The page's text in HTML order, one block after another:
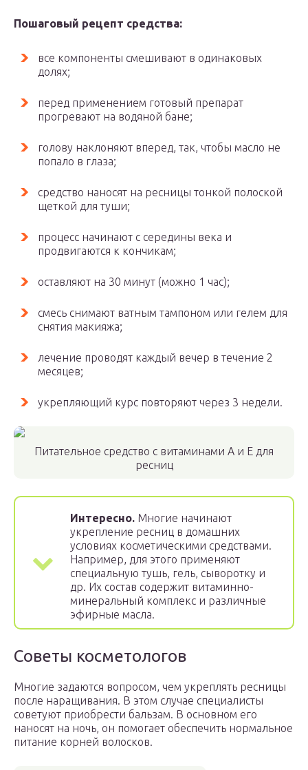
Пошаговый рецепт средства:
все компоненты смешивают в одинаковых
долях;
перед применением готовый препарат
прогревают на водяной бане;
голову наклоняют вперед, так, чтобы масло не
попало в глаза;
средство наносят на ресницы тонкой полоской
щеткой для туши;
процесс начинают с середины века и
продвигаются к кончикам;
оставляют на 30 минут (можно 1 час);
смесь снимают ватным тампоном или гелем для
снятия макияжа;
лечение проводят каждый вечер в течение 2
месяцев;
укрепляющий курс повторяют через 3 недели.
Питательное средство с витаминами А и Е для
ресниц
Интересно. Многие начинают
укрепление ресниц в домашних
условиях косметическими средствами.
Например, для этого применяют
специальную тушь, гель, сыворотку и
др. Их состав содержит витаминно-
минеральный комплекс и различные
эфирные масла.
Советы косметологов
Многие задаются вопросом, чем укреплять ресницы
после наращивания. В этом случае специалисты
советуют приобрести бальзам. В основном его
наносят на ночь, он помогает обеспечить нормальное
питание корней волосков.